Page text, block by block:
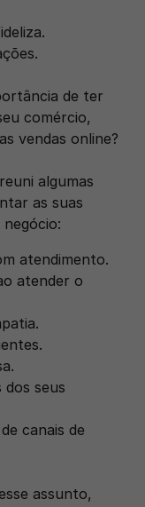
de ter
comércio,
vendas online?
algumas
as suas
atendimento.
atender o
dos seus
canais de
assunto,